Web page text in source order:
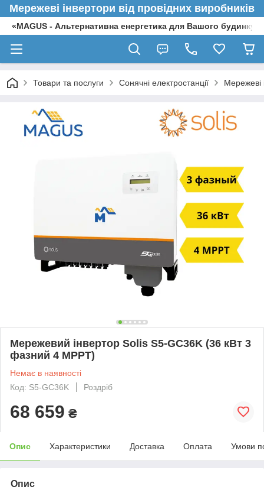
Мережеві інвертори від провідних виробників
«MAGUS - Альтернативна енергетика для Вашого будинку»
Товари та послуги Сонячні електростанції Мережеві
Мережевий інвертор Solis S5-GC36K (36 кВт 3
фазний 4 MPPT)
Немає в наявності
Код: S5-GC36K
Роздріб
68 659 ₴
Опис Характеристики Доставка Оплата Умови
Опис